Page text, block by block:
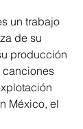
un trabajo
de su
producción
canciones
México, el